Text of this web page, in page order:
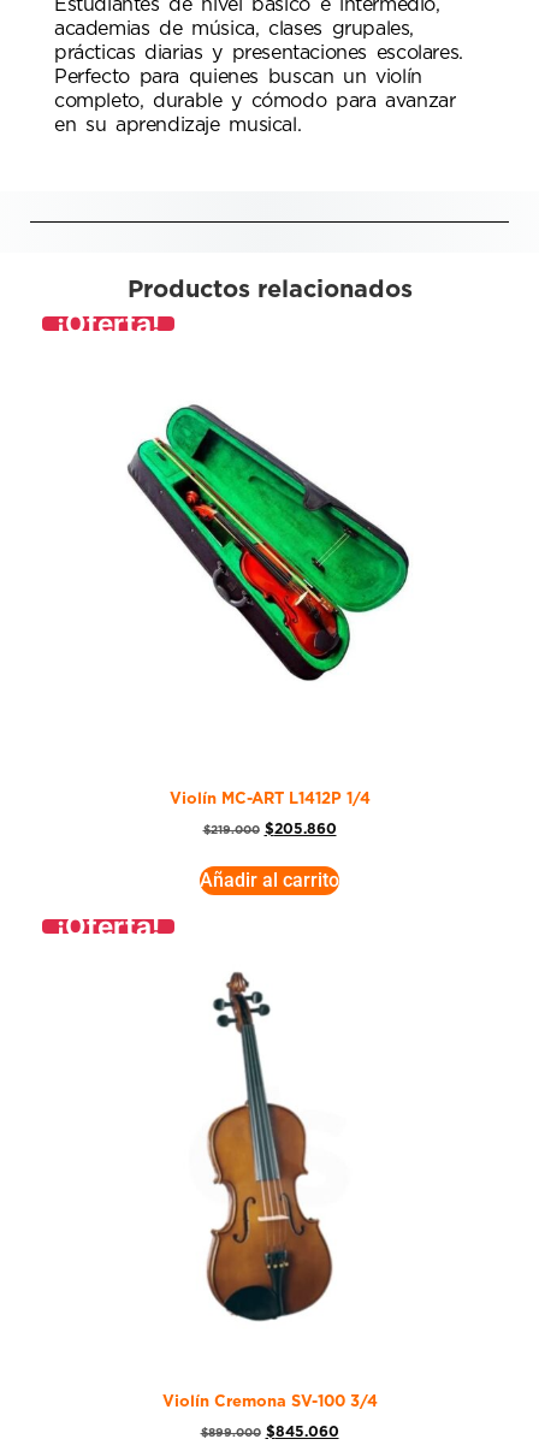
Estudiantes de nivel básico e intermedio,
academias de música, clases grupales,
prácticas diarias y presentaciones escolares.
Perfecto para quienes buscan un violín
completo, durable y cómodo para avanzar
en su aprendizaje musical.
Productos relacionados
¡Oferta!
Violín MC-ART L1412P 1/4
$219.000 $205.860
Añadir al carrito
¡Oferta!
Violín Cremona SV-100 3/4
$899.000 $845.060